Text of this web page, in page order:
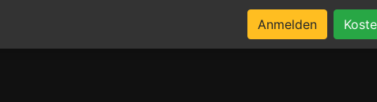
Anmelden